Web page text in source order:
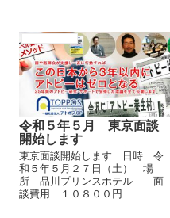
令和５年５月 東京面談
開始します
東京面談開始します 日時 令
和５年５月２７日（土） 場
所 品川プリンスホテル 面
談費用 １０８００円